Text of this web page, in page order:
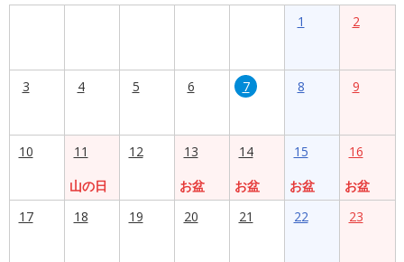
1 2
3 4 5 6 7 8 9
10
11
山の日
12
13
お盆
14
お盆
15
お盆
16
お盆
17
18 19 20 21 22 23